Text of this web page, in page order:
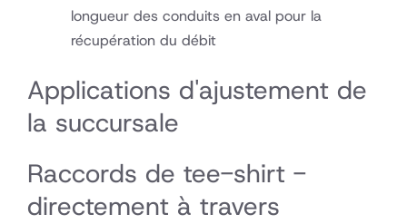
longueur des conduits en aval pour la
récupération du débit
Applications d'ajustement de
la succursale
Raccords de tee-shirt -
directement à travers